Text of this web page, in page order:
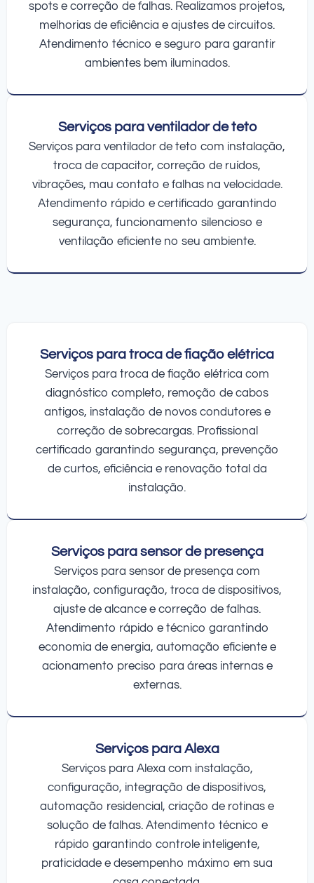
spots e correção de falhas. Realizamos projetos,
melhorias de eficiência e ajustes de circuitos.
Atendimento técnico e seguro para garantir
ambientes bem iluminados.
Serviços para ventilador de teto
Serviços para ventilador de teto com instalação,
troca de capacitor, correção de ruídos,
vibrações, mau contato e falhas na velocidade.
Atendimento rápido e certificado garantindo
segurança, funcionamento silencioso e
ventilação eficiente no seu ambiente.
Serviços para troca de fiação elétrica
Serviços para troca de fiação elétrica com
diagnóstico completo, remoção de cabos
antigos, instalação de novos condutores e
correção de sobrecargas. Profissional
certificado garantindo segurança, prevenção
de curtos, eficiência e renovação total da
instalação.
Serviços para sensor de presença
Serviços para sensor de presença com
instalação, configuração, troca de dispositivos,
ajuste de alcance e correção de falhas.
Atendimento rápido e técnico garantindo
economia de energia, automação eficiente e
acionamento preciso para áreas internas e
externas.
Serviços para Alexa
Serviços para Alexa com instalação,
configuração, integração de dispositivos,
automação residencial, criação de rotinas e
solução de falhas. Atendimento técnico e
rápido garantindo controle inteligente,
praticidade e desempenho máximo em sua